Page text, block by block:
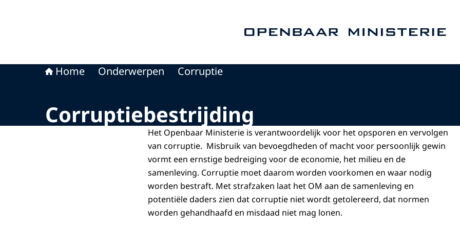
Home Onderwerpen Corruptie
Corruptiebestrijding
Het Openbaar Ministerie is verantwoordelijk voor het opsporen en vervolgen
van corruptie. Misbruik van bevoegdheden of macht voor persoonlijk gewin
vormt een ernstige bedreiging voor de economie, het milieu en de
samenleving. Corruptie moet daarom worden voorkomen en waar nodig
worden bestraft. Met strafzaken laat het OM aan de samenleving en
potentiële daders zien dat corruptie niet wordt getolereerd, dat normen
worden gehandhaafd en misdaad niet mag lonen.